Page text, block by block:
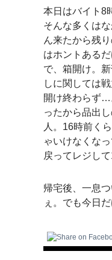
本日はバイト8
そんな多くは
ん来たから残
はホントある
で、箱開け。
しに関しては
開け終わらず…
ったから品出
人。16時前く
ゃいけなくな
戻ってレジし
帰宅後、一息
ぇ。でも今日